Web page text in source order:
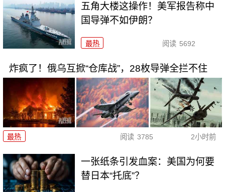
五角大楼这操作！美军报告称中
国导弹不如伊朗？
最热 阅读 5692
炸疯了！俄乌互掀“仓库战”，28枚导弹全拦不住
最热 阅读 3785 2小时前
一张纸条引发血案：美国为何要
替日本“托底”？